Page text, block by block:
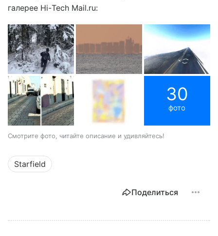
галерее Hi-Tech Mail.ru:
30
фото
Смотрите фото, читайте описание и удивляйтесь!
Starfield
Поделиться